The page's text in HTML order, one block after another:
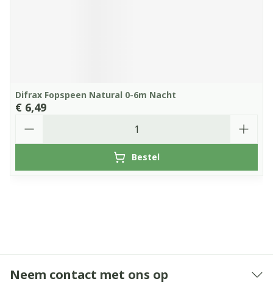
Difrax Fopspeen Natural 0-6m Nacht
€ 6,49
Bestel
Neem contact met ons op